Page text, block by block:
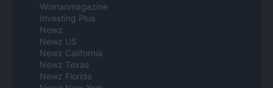
Womanmagazine
Investing Plus
Newz
Newz US
Newz California
Newz Texas
Newz Florida